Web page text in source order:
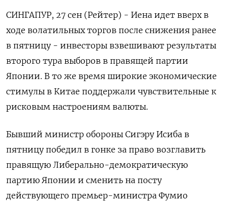
СИНГАПУР, 27 сен (Рейтер) - Иена идет вверх в
ходе волатильных торгов после снижения ранее
в пятницу - инвесторы взвешивают результаты
второго тура выборов в правящей партии
Японии. В то же время широкие экономические
стимулы в Китае поддержали чувствительные к
рисковым настроениям валюты.
Бывший министр обороны Сигэру Исиба в
пятницу победил в гонке за право возглавить
правящую Либерально-демократическую
партию Японии и сменить на посту
действующего премьер-министра Фумио